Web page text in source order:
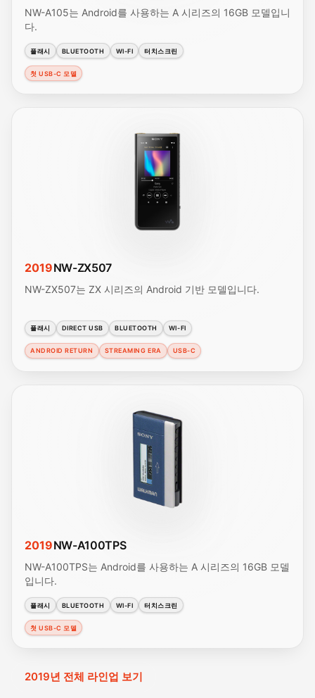
NW-A105는 Android를 사용하는 A 시리즈의 16GB 모델입니
다.
플래시 BLUETOOTH WI-FI 터치스크린
첫 USB-C 모델
2019NW-ZX507
NW-ZX507는 ZX 시리즈의 Android 기반 모델입니다.
플래시 DIRECT USB BLUETOOTH WI-FI
ANDROID RETURN STREAMING ERA USB-C
2019NW-A100TPS
NW-A100TPS는 Android를 사용하는 A 시리즈의 16GB 모델
입니다.
플래시 BLUETOOTH WI-FI 터치스크린
첫 USB-C 모델
2019년 전체 라인업 보기